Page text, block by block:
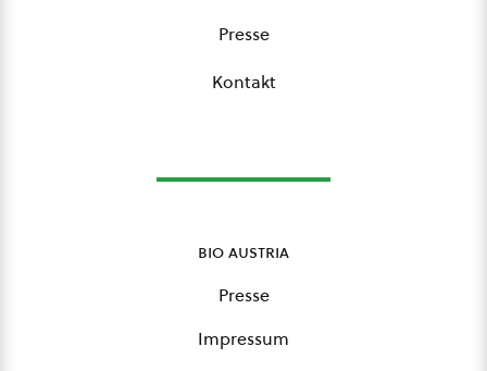
Presse
Kontakt
bio austria
Presse
Impressum